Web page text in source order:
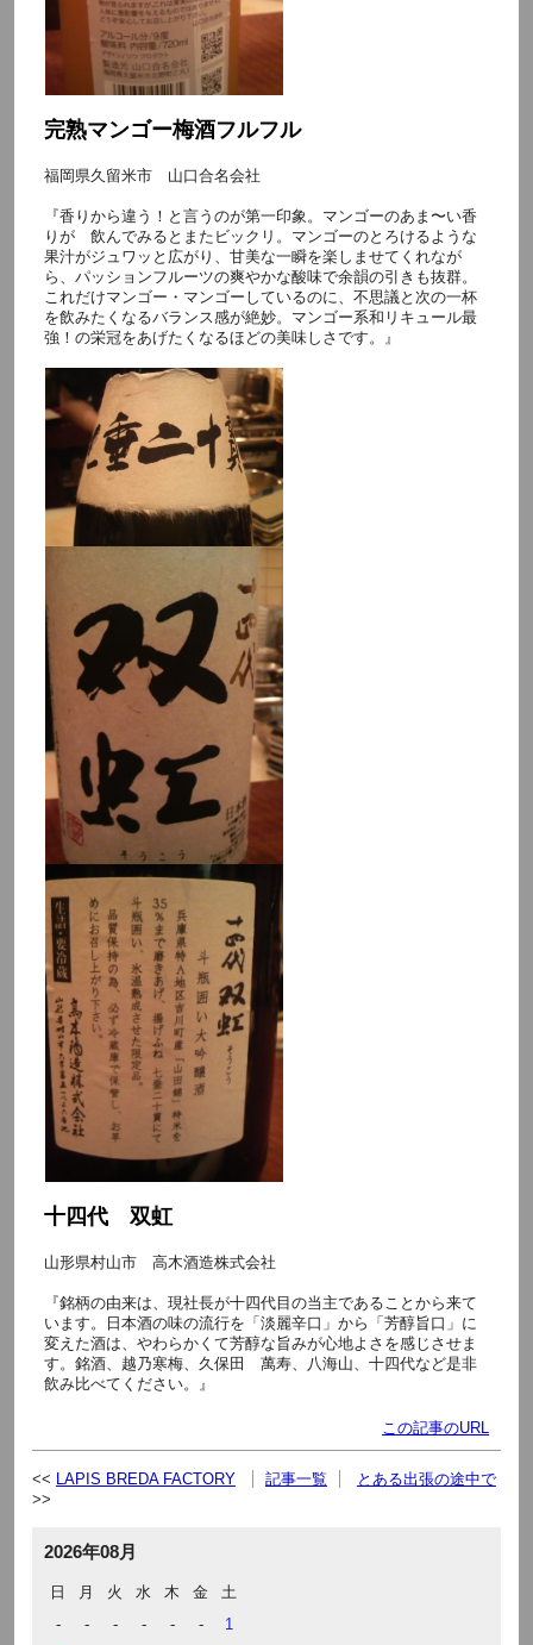
完熟マンゴー梅酒フルフル
福岡県久留米市 山口合名会社
『香りから違う！と言うのが第一印象。マンゴーのあま〜い香
りが 飲んでみるとまたビックリ。マンゴーのとろけるような
果汁がジュワッと広がり、甘美な一瞬を楽しませてくれなが
ら、パッションフルーツの爽やかな酸味で余韻の引きも抜群。
これだけマンゴー・マンゴーしているのに、不思議と次の一杯
を飲みたくなるバランス感が絶妙。マンゴー系和リキュール最
強！の栄冠をあげたくなるほどの美味しさです。』
十四代 双虹
山形県村山市 高木酒造株式会社
『銘柄の由来は、現社長が十四代目の当主であることから来て
います。日本酒の味の流行を「淡麗辛口」から「芳醇旨口」に
変えた酒は、やわらかくて芳醇な旨みが心地よさを感じさせま
す。銘酒、越乃寒梅、久保田 萬寿、八海山、十四代など是非
飲み比べてください。』
この記事のURL
LAPIS BREDA FACTORY 記事一覧 とある出張の途中で
2026年08月
日 月 火 水 木 金
土
-
- - - - -
1